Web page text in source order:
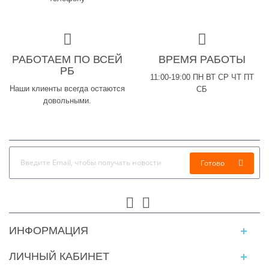
РАБОТАЕМ ПО ВСЕЙ
РБ
Наши клиенты всегда остаются
довольными.
ВРЕМЯ РАБОТЫ
11:00-19:00 ПН ВТ СР ЧТ ПТ
СБ
Готово
ИНФОРМАЦИЯ
ЛИЧНЫЙ КАБИНЕТ